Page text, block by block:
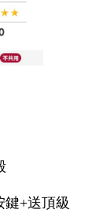
鍵+送頂級